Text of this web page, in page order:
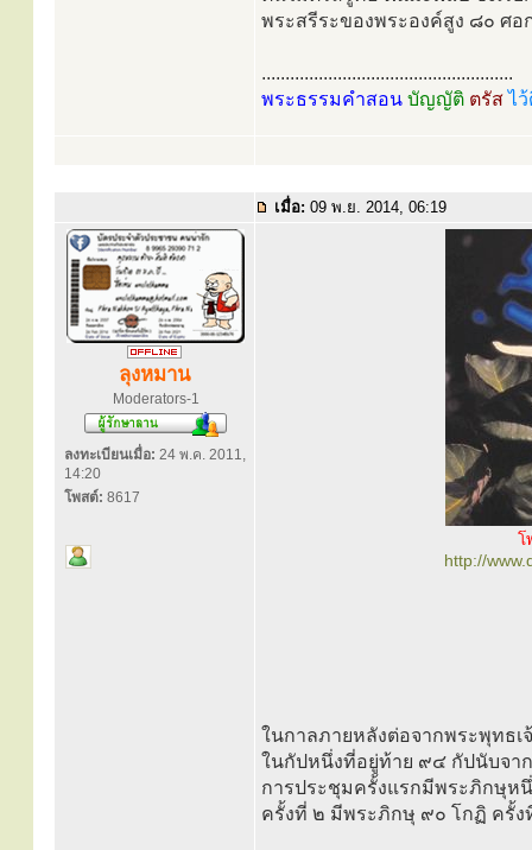
พระสรีระของพระองค์สูง ๘๐ ศ
.....................................................
พระธรรมคำสอน บัญญัติ ตรัสไ
เมื่อ: 09 พ.ย. 2014, 06:19
ลุงหมาน
Moderators-1
ลงทะเบียนเมื่อ: 24 พ.ค. 2011,
14:20
โพสต์: 8617
โ
http://
ในกาลภายหลังต่อจากพระพุทธ
ในกัปหนึ่งที่อยู่ท้าย ๙๔ กัปนับจา
การประชุมครั้งแรกมีพระภิกษุห
ครั้งที่ ๒ มีพระภิกษุ ๙๐ โกฏิ ครั้